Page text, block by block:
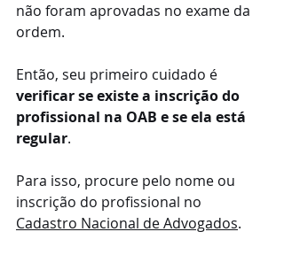
não foram aprovadas no exame da
ordem.
Então, seu primeiro cuidado é
verificar se existe a inscrição do
profissional na OAB e se ela está
regular.
Para isso, procure pelo nome ou
inscrição do profissional no
Cadastro Nacional de Advogados.